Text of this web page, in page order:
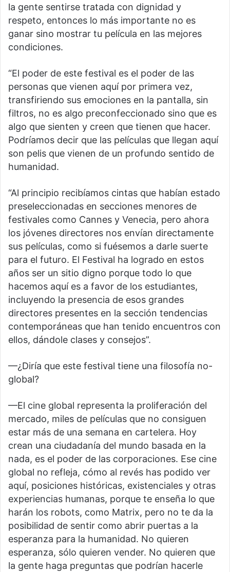
la gente sentirse tratada con dignidad y
respeto, entonces lo más importante no es
ganar sino mostrar tu película en las mejores
condiciones.
“El poder de este festival es el poder de las
personas que vienen aquí por primera vez,
transfiriendo sus emociones en la pantalla, sin
filtros, no es algo preconfeccionado sino que es
algo que sienten y creen que tienen que hacer.
Podríamos decir que las películas que llegan aquí
son pelis que vienen de un profundo sentido de
humanidad.
“Al principio recibíamos cintas que habían estado
preseleccionadas en secciones menores de
festivales como Cannes y Venecia, pero ahora
los jóvenes directores nos envían directamente
sus películas, como si fuésemos a darle suerte
para el futuro. El Festival ha logrado en estos
años ser un sitio digno porque todo lo que
hacemos aquí es a favor de los estudiantes,
incluyendo la presencia de esos grandes
directores presentes en la sección tendencias
contemporáneas que han tenido encuentros con
ellos, dándole clases y consejos”.
—¿Diría que este festival tiene una filosofía no-
global?
—El cine global representa la proliferación del
mercado, miles de películas que no consiguen
estar más de una semana en cartelera. Hoy
crean una ciudadanía del mundo basada en la
nada, es el poder de las corporaciones. Ese cine
global no refleja, cómo al revés has podido ver
aquí, posiciones históricas, existenciales y otras
experiencias humanas, porque te enseña lo que
harán los robots, como Matrix, pero no te da la
posibilidad de sentir como abrir puertas a la
esperanza para la humanidad. No quieren
esperanza, sólo quieren vender. No quieren que
la gente haga preguntas que podrían hacerle